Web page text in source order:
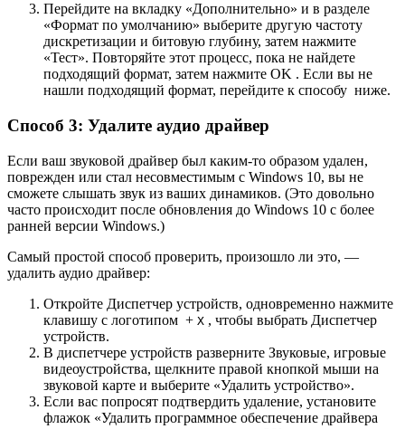
Перейдите на вкладку «Дополнительно» и в разделе
«Формат по умолчанию» выберите другую частоту
дискретизации и битовую глубину, затем нажмите
«Тест». Повторяйте этот процесс, пока не найдете
подходящий формат, затем нажмите OK . Если вы не
нашли подходящий формат, перейдите к способу ниже.
Способ 3: Удалите аудио драйвер
Если ваш звуковой драйвер был каким-то образом удален,
поврежден или стал несовместимым с Windows 10, вы не
сможете слышать звук из ваших динамиков. (Это довольно
часто происходит после обновления до Windows 10 с более
ранней версии Windows.)
Самый простой способ проверить, произошло ли это, —
удалить аудио драйвер:
Откройте Диспетчер устройств, одновременно нажмите
клавишу с логотипом + X , чтобы выбрать Диспетчер
устройств.
В диспетчере устройств разверните Звуковые, игровые
видеоустройства, щелкните правой кнопкой мыши на
звуковой карте и выберите «Удалить устройство».
Если вас попросят подтвердить удаление, установите
флажок «Удалить программное обеспечение драйвера